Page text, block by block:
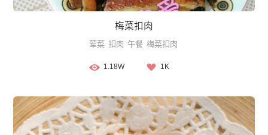
梅菜扣肉
荤菜 扣肉 午餐 梅菜扣肉
1.18W 1K